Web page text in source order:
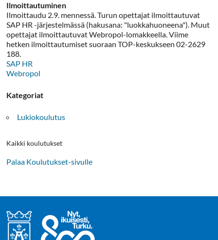
Ilmoittautuminen
Ilmoittaudu 2.9. mennessä. Turun opettajat ilmoittautuvat
SAP HR -järjestelmässä (hakusana: "luokkahuoneena"). Muut
opettajat ilmoittautuvat Webropol-lomakkeella. Viime
hetken ilmoittautumiset suoraan TOP-keskukseen 02-2629
188.
SAP HR
Webropol
Kategoriat
Lukiokoulutus
Kaikki koulutukset
Palaa Koulutukset-sivulle